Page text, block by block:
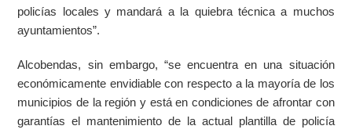
policías locales y mandará a la quiebra técnica a muchos
ayuntamientos”.
Alcobendas, sin embargo, “se encuentra en una situación
económicamente envidiable con respecto a la mayoría de los
municipios de la región y está en condiciones de afrontar con
garantías el mantenimiento de la actual plantilla de policía